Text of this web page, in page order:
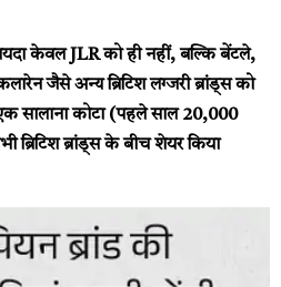
केवल JLR को ही नहीं, बल्कि बेंटले,
जैसे अन्य ब्रिटिश लग्जरी ब्रांड्स को
सालाना कोटा (पहले साल 20,000
ब्रिटिश ब्रांड्स के बीच शेयर किया